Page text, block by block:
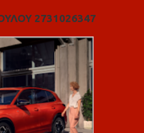
2731026347